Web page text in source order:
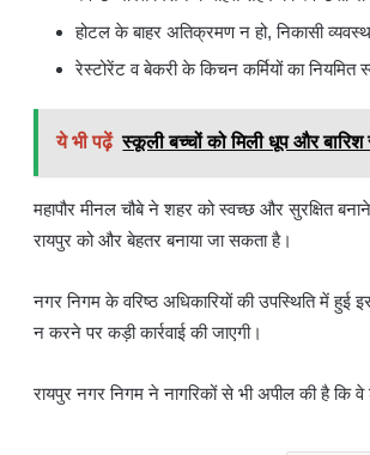
होटल के बाहर अतिक्रमण न हो, निकासी
रेस्टोरेंट व बेकरी के किचन कर्मियों का नियमित
ये भी पढ़ें स्कूली बच्चों को मिली धूप और
महापौर मीनल चौबे ने शहर को स्वच्छ और सुरक्षित
रायपुर को और बेहतर बनाया जा सकता है।
नगर निगम के वरिष्ठ अधिकारियों की उपस्थिति में हुई
न करने पर कड़ी कार्रवाई की जाएगी।
रायपुर नगर निगम ने नागरिकों से भी अपील की है कि